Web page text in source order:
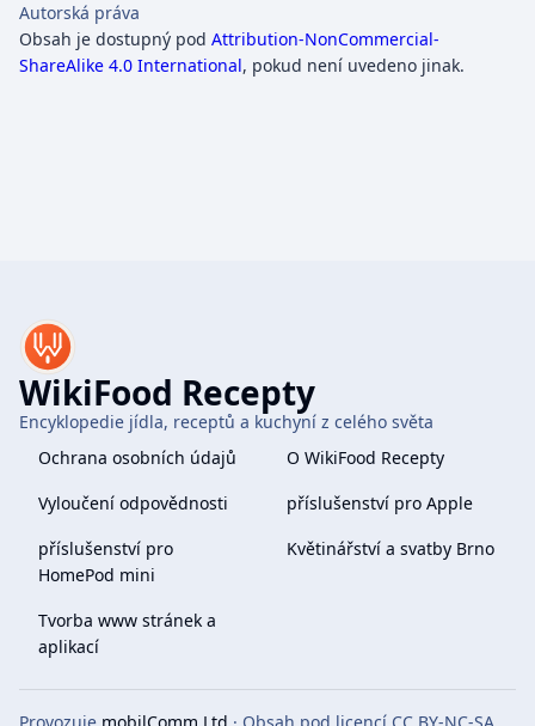
Autorská práva
Obsah je dostupný pod Attribution-NonCommercial-
ShareAlike 4.0 International, pokud není uvedeno jinak.
WikiFood Recepty
Encyklopedie jídla, receptů a kuchyní z celého světa
Ochrana osobních údajů
O WikiFood Recepty
Vyloučení odpovědnosti
příslušenství pro Apple
příslušenství pro
HomePod mini
Květinářství a svatby Brno
Tvorba www stránek a
aplikací